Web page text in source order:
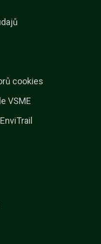
cookies
VSME